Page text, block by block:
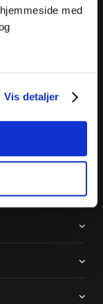
med
Vis detaljer